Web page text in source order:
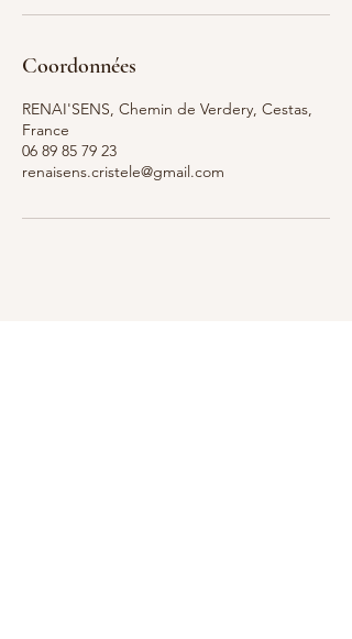
Coordonnées
RENAI'SENS, Chemin de Verdery, Cestas,
France
06 89 85 79 23
renaisens.cristele@gmail.com